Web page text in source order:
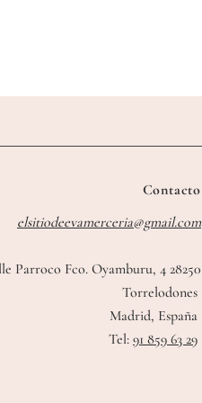
Contacto
elsitiodeevamerceria@gmail.com
Parroco Fco. Oyamburu, 4 28250
Torrelodones
Madrid, España
Tel: 91 859 63 29